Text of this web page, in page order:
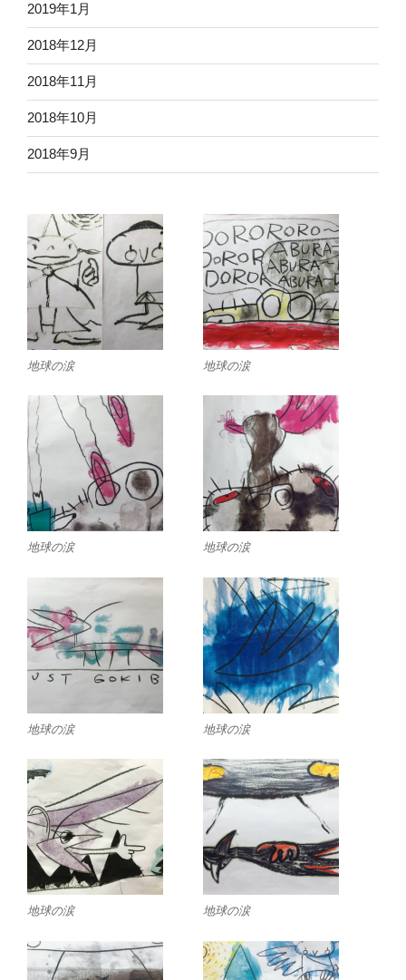
2019年1月
2018年12月
2018年11月
2018年10月
2018年9月
地球の涙 地球の涙
地球の涙 地球の涙
地球の涙 地球の涙
地球の涙 地球の涙